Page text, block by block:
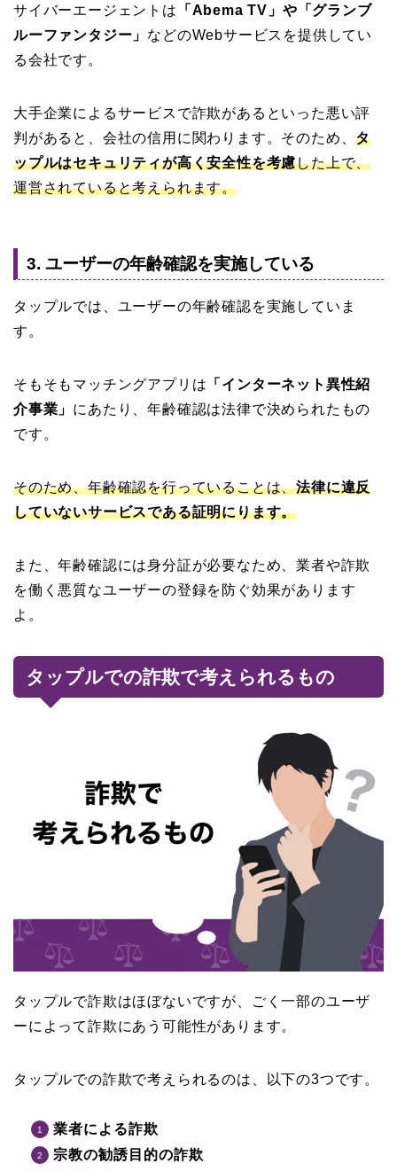
サイバーエージェントは
「Abema TV」や「グランブ
ルーファンタジー」 などのWebサービスを提供してい
る会社です。
大手企業によるサービスで詐欺があるといった悪い評
判があると、会社の信用に関わります。そのため、タ
ップルはセキュリティが高く安全性を考慮した上で、
運営されていると考えられます。
3. ユーザーの年齢確認を実施している
タップルでは、ユーザーの年齢確認を実施していま
す。
そもそもマッチングアプリは 「インターネット異性紹
介事業」 にあたり、年齢確認は法律で決められたもの
です。
そのため、年齢確認を行っていることは、法律に違反
していないサービスである証明にります。
また、年齢確認には身分証が必要なため、業者や詐欺
を働く悪質なユーザーの登録を防ぐ効果があります
よ。
タップルでの詐欺で考えられるもの
タップルで詐欺はほぼないですが、ごく一部のユーザ
ーによって詐欺にあう可能性があります。
タップルでの詐欺で考えられるのは、以下の3つです。
業者による詐欺
宗教の勧誘目的の詐欺